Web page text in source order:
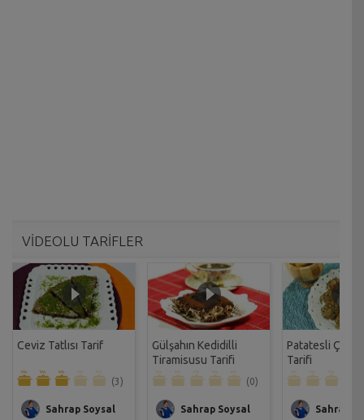
VİDEOLU TARİFLER
Ceviz Tatlısı Tarif
(3)
Sahrap Soysal
Gülşahın Kedidilli
Tiramisusu Tarifi
(0)
Sahrap Soysal
Patatesli Çıtır
Tarifi
Sahrap